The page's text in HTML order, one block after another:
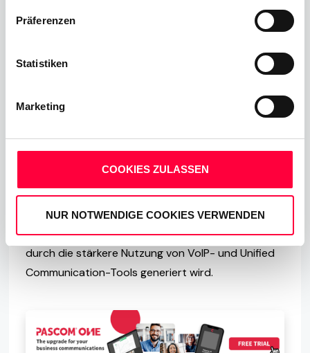
Präferenzen
Statistiken
Marketing
COOKIES ZULASSEN
NUR NOTWENDIGE COOKIES VERWENDEN
Die Nutzung von mobilen Unified Communications-
wandelnden Arbeitsplätzen abzeichnen, werden
immer mehr. Mobile SIP-Endpunkte (Smartphones,
Tablets und andere mobile Kommunikationsgeräte)
Geschäftskommunikationsumgebung eingebunden.
gesteuert werden. Das richtige Business
Communications System oderUC-Telefonanlage
mit integriertem SBCsollte so ausgelegt sein, um
den wachsenden IP-Verkehr zu bewältigen, der
durch die stärkere Nutzung von VoIP- und Unified
Communication-Tools generiert wird.